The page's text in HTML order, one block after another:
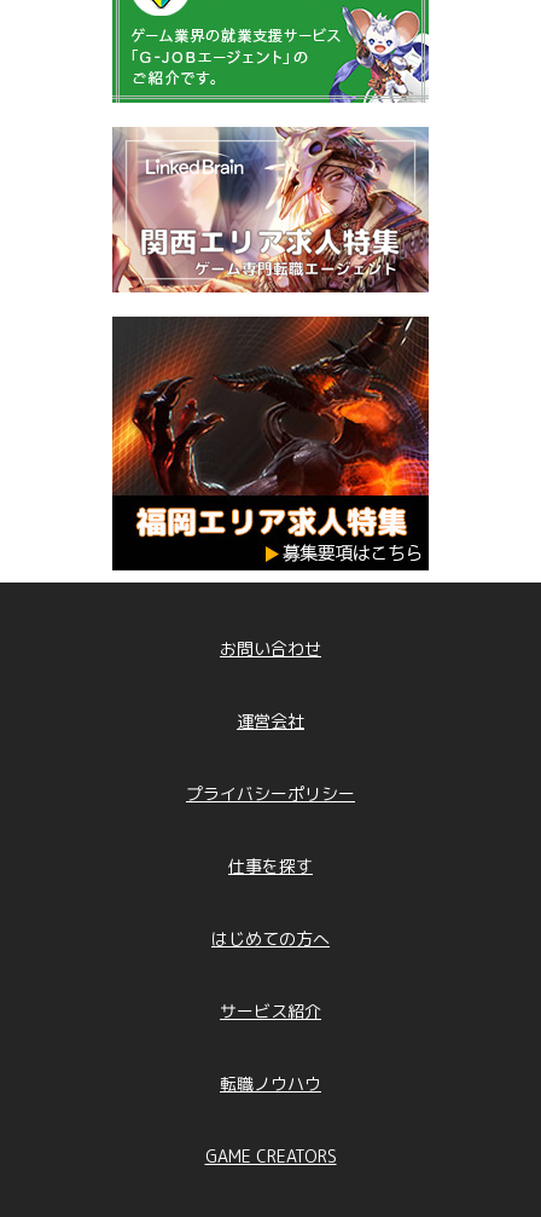
お問い合わせ
運営会社
プライバシーポリシー
仕事を探す
はじめての方へ
サービス紹介
転職ノウハウ
GAME CREATORS